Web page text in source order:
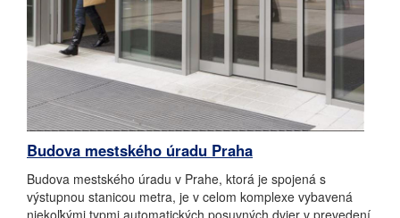
Budova mestského úradu Praha
Budova mestského úradu v Prahe, ktorá je spojená s
výstupnou stanicou metra, je v celom komplexe vybavená
niekoľkými typmi automatických posuvných dvier v prevedení